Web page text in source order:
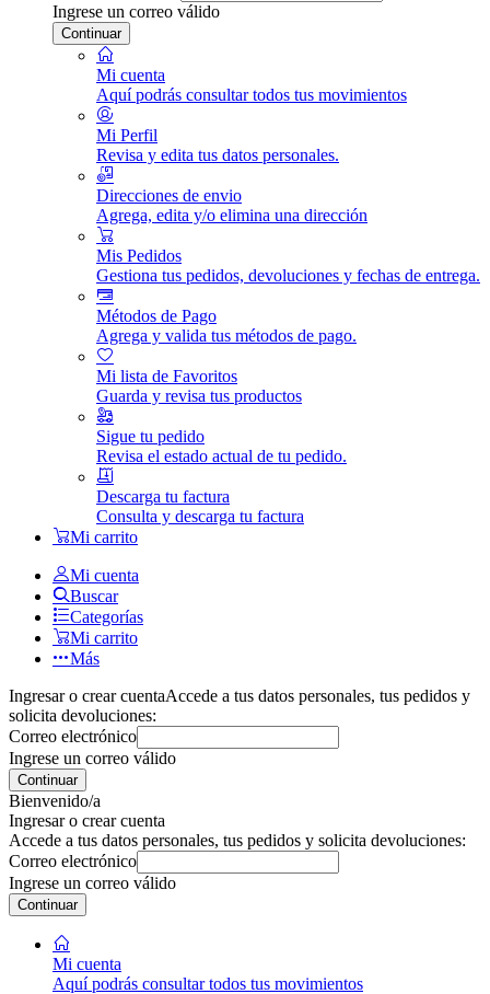
Ingrese un correo válido
Continuar
Mi cuenta
Aquí podrás consultar todos tus movimientos
Mi Perfil
Revisa y edita tus datos personales.
Direcciones de envio
Agrega, edita y/o elimina una dirección
Mis Pedidos
Gestiona tus pedidos, devoluciones y fechas de entrega.
Métodos de Pago
Agrega y valida tus métodos de pago.
Mi lista de Favoritos
Guarda y revisa tus productos
Sigue tu pedido
Revisa el estado actual de tu pedido.
Descarga tu factura
Consulta y descarga tu factura
Mi carrito
Mi cuenta
Buscar
Categorías
Mi carrito
Más
Ingresar o crear cuentaAccede a tus datos personales, tus pedidos y
solicita devoluciones:
Correo electrónico
Ingrese un correo válido
Continuar
Bienvenido/a
Ingresar o crear cuenta
Accede a tus datos personales, tus pedidos y solicita devoluciones:
Correo electrónico
Ingrese un correo válido
Continuar
Mi cuenta
Aquí podrás consultar todos tus movimientos